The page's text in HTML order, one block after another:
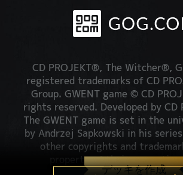
デッキを作成
CD PROJEKT®, The Witcher®,
registered trademarks of CD
Group. GWENT game © CD
rights reserved. Developed by CD
The GWENT game is set in the
by Andrzej Sapkowski in his
other copyrights and
property of their respective